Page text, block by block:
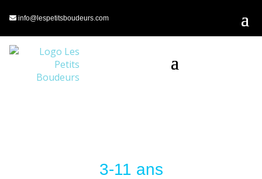
info@lespetitsboudeurs.com
3-11 ans